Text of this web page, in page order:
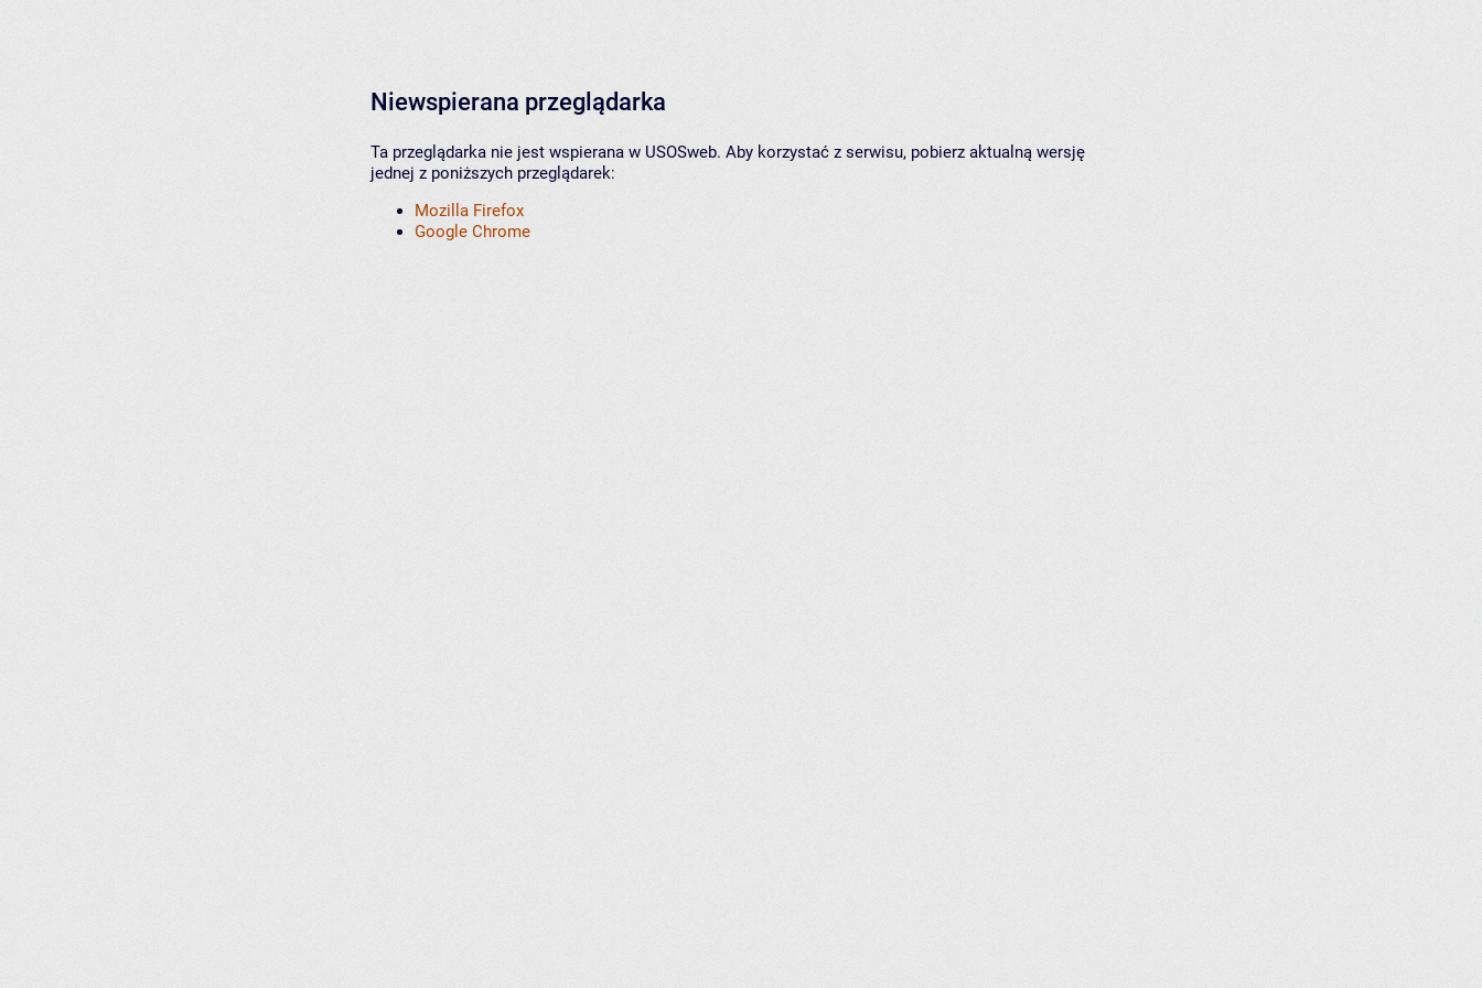
Niewspierana przeglądarka
Ta przeglądarka nie jest wspierana w USOSweb. Aby korzystać z serwisu, pobierz aktualną wersję
jednej z poniższych przeglądarek:
Mozilla Firefox
Google Chrome